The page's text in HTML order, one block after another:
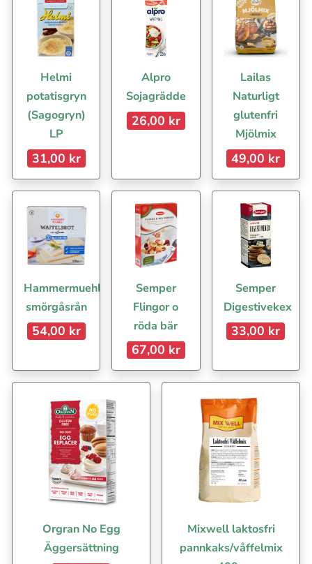
Helmi
potatisgryn
(Sagogryn)
LP
31,00 kr
Alpro
Sojagrädde
26,00 kr
Lailas
Naturligt
glutenfri
Mjölmix
49,00 kr
Hammermuehle
smörgåsrån
54,00 kr
Semper
Flingor o
röda bär
67,00 kr
Semper
Digestivekex
33,00 kr
Orgran No Egg
Äggersättning
Mixwell laktosfri
pannkaks/våffelmix